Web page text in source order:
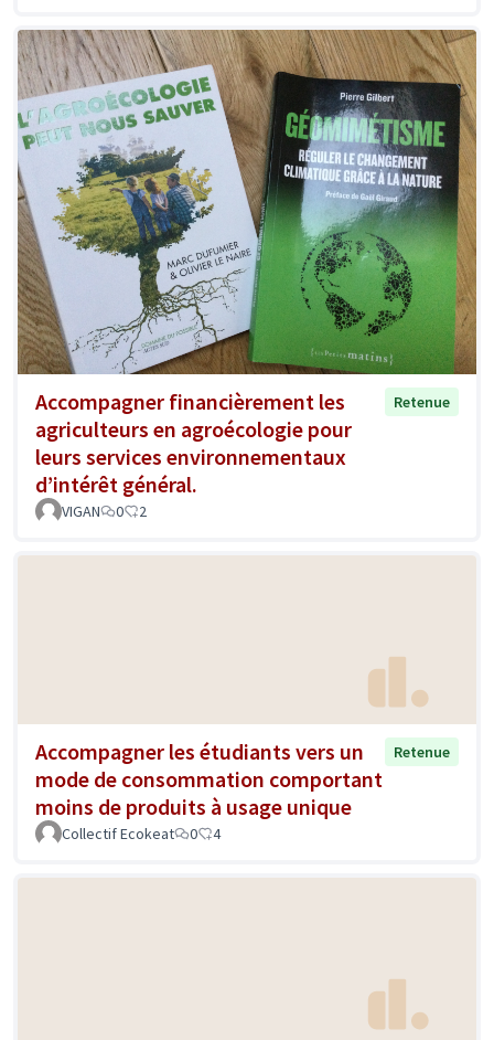
Accompagner financièrement les
agriculteurs en agroécologie pour
leurs services environnementaux
d’intérêt général.
Retenue
VIGAN 0 2
Accompagner les étudiants vers un
mode de consommation comportant
moins de produits à usage unique
Retenue
Collectif Ecokeat 0 4